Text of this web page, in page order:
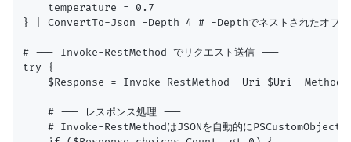
    temperature = 0.7
} | ConvertTo-Json -Depth 4 # -Depthでネストされたオブジェ
# --- Invoke-RestMethod でリクエスト送信 ---
try {
$Response = Invoke-RestMethod -Uri $Uri -Method
    # --- レスポンス処理 ---
# Invoke-RestMethodはJSONを自動的にPSCustomObjectに